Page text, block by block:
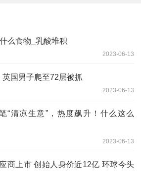
么食物_乳酸堆积
2023-06-13
英国男子爬至72层被抓
2023-06-13
“清凉生意”，热度飙升！什么这么
2023-06-13
商上市 创始人身价近12亿 环球今头